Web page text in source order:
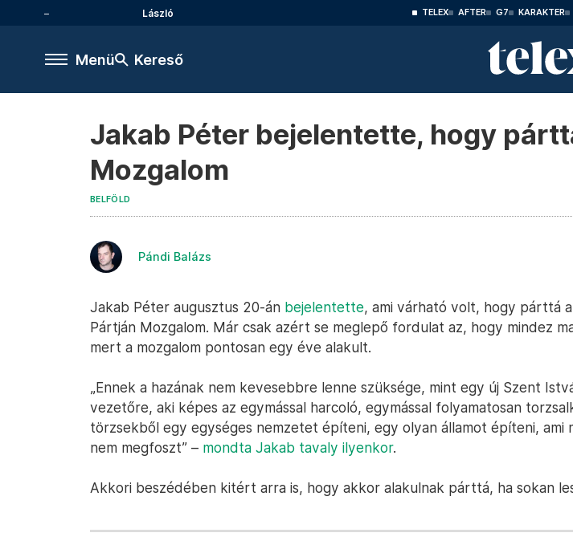
László TELEX AFTER G7 KARAKTER
Menü Kereső
Jakab Péter bejelentette, hogy
Mozgalom
BELFÖLD
Pándi Balázs
Jakab Péter augusztus 20-án bejelentette, ami várható volt, hogy párttá
Pártján Mozgalom. Már csak azért se meglepő fordulat az, hogy mindez
mert a mozgalom pontosan egy éve alakult.
„Ennek a hazának nem kevesebbre lenne szüksége, mint egy új Szent
vezetőre, aki képes az egymással harcoló, egymással folyamatosan
törzsekből egy egységes nemzetet építeni, egy olyan államot építeni, ami
nem megfoszt” – mondta Jakab tavaly ilyenkor.
Akkori beszédében kitért arra is, hogy akkor alakulnak párttá, ha sokan